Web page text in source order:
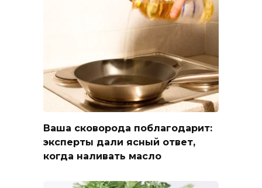
Ваша сковорода поблагодарит:
эксперты дали ясный ответ,
когда наливать масло